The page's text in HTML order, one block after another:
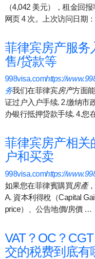
（4,042 美元），租金回
网页 4 次。上次访问日期
菲律宾房产服务
售/贷款等
998visa.comhttps://
务我们在菲律宾房产方面
证过户入户手续. 2.缴纳市
办银行抵押贷款手续. 4.您
菲律宾房产相关
户和买卖
998visa.comhttps://
如果您在菲律賓購買房產
A. 資本利得稅（Capital
price）、公告地價/房價 …
VAT？OC？
交的税费到底有